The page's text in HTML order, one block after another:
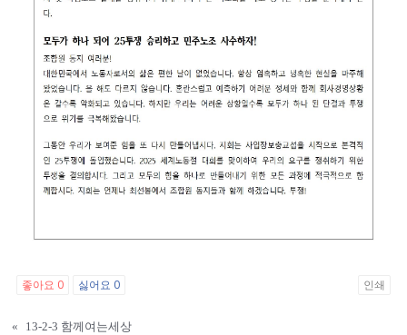
좋아요 0 싫어요 0 인쇄
«
13-2-3 함께여는세상